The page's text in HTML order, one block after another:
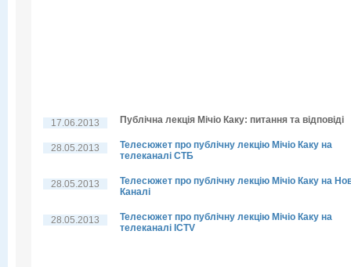
17.06.2013 Публічна лекція Мічіо Каку: питання та відповіді
28.05.2013
Телесюжет про публічну лекцію Мічіо Каку на
телеканалі СТБ
28.05.2013
Телесюжет про публічну лекцію Мічіо Каку на
Каналі
28.05.2013
Телесюжет про публічну лекцію Мічіо Каку на
телеканалі ICTV